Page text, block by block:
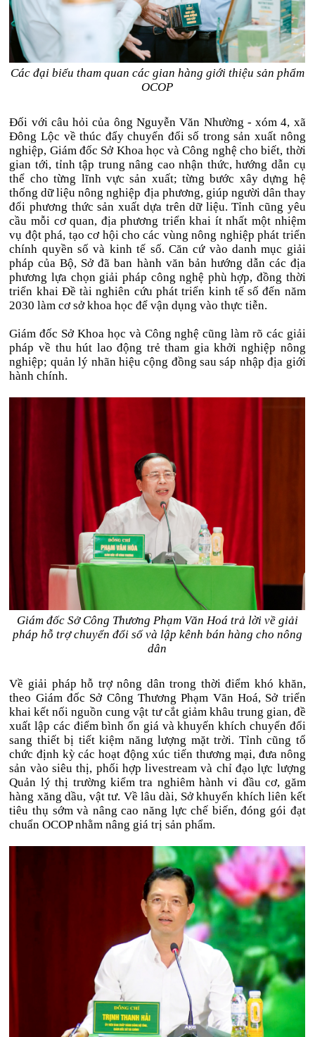
Các đại biểu tham quan các gian hàng giới thiệu sản phẩm
OCOP
Đối với câu hỏi của ông Nguyễn Văn Nhường - xóm 4, xã
Đông Lộc về thúc đẩy chuyển đổi số trong sản xuất nông
nghiệp, Giám đốc Sở Khoa học và Công nghệ cho biết, thời
gian tới, tỉnh tập trung nâng cao nhận thức, hướng dẫn cụ
thể cho từng lĩnh vực sản xuất; từng bước xây dựng hệ
thống dữ liệu nông nghiệp địa phương, giúp người dân thay
đổi phương thức sản xuất dựa trên dữ liệu. Tỉnh cũng yêu
cầu mỗi cơ quan, địa phương triển khai ít nhất một nhiệm
vụ đột phá, tạo cơ hội cho các vùng nông nghiệp phát triển
chính quyền số và kinh tế số. Căn cứ vào danh mục giải
pháp của Bộ, Sở đã ban hành văn bản hướng dẫn các địa
phương lựa chọn giải pháp công nghệ phù hợp, đồng thời
triển khai Đề tài nghiên cứu phát triển kinh tế số đến năm
2030 làm cơ sở khoa học để vận dụng vào thực tiễn.
Giám đốc Sở Khoa học và Công nghệ cũng làm rõ các giải
pháp về thu hút lao động trẻ tham gia khởi nghiệp nông
nghiệp; quản lý nhãn hiệu cộng đồng sau sáp nhập địa giới
hành chính.
Giám đốc Sở Công Thương Phạm Văn Hoá trả lời về giải
pháp hỗ trợ chuyển đổi số và lập kênh bán hàng cho nông
dân
Về giải pháp hỗ trợ nông dân trong thời điểm khó khăn,
theo Giám đốc Sở Công Thương Phạm Văn Hoá, Sở triển
khai kết nối nguồn cung vật tư cắt giảm khâu trung gian, đề
xuất lập các điểm bình ổn giá và khuyến khích chuyển đổi
sang thiết bị tiết kiệm năng lượng mặt trời. Tỉnh cũng tổ
chức định kỳ các hoạt động xúc tiến thương mại, đưa nông
sản vào siêu thị, phối hợp livestream và chỉ đạo lực lượng
Quản lý thị trường kiểm tra nghiêm hành vi đầu cơ, găm
hàng xăng dầu, vật tư. Về lâu dài, Sở khuyến khích liên kết
tiêu thụ sớm và nâng cao năng lực chế biến, đóng gói đạt
chuẩn OCOP nhằm nâng giá trị sản phẩm.